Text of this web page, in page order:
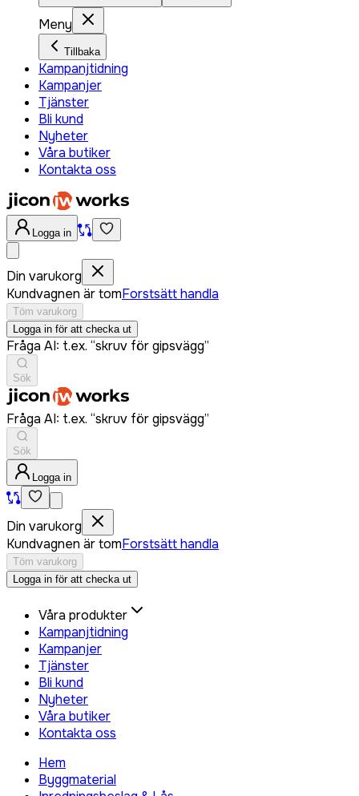
Meny
Tillbaka
Kampanjtidning
Kampanjer
Tjänster
Bli kund
Nyheter
Våra butiker
Kontakta oss
Logga in
Din varukorg
Kundvagnen är tomForstsätt handla
Töm varukorg
Logga in för att checka ut
Fråga AI: t.ex. “skruv för gipsvägg”
Sök
Fråga AI: t.ex. “skruv för gipsvägg”
Sök
Logga in
Din varukorg
Kundvagnen är tomForstsätt handla
Töm varukorg
Logga in för att checka ut
Våra produkter
Kampanjtidning
Kampanjer
Tjänster
Bli kund
Nyheter
Våra butiker
Kontakta oss
Hem
Byggmaterial